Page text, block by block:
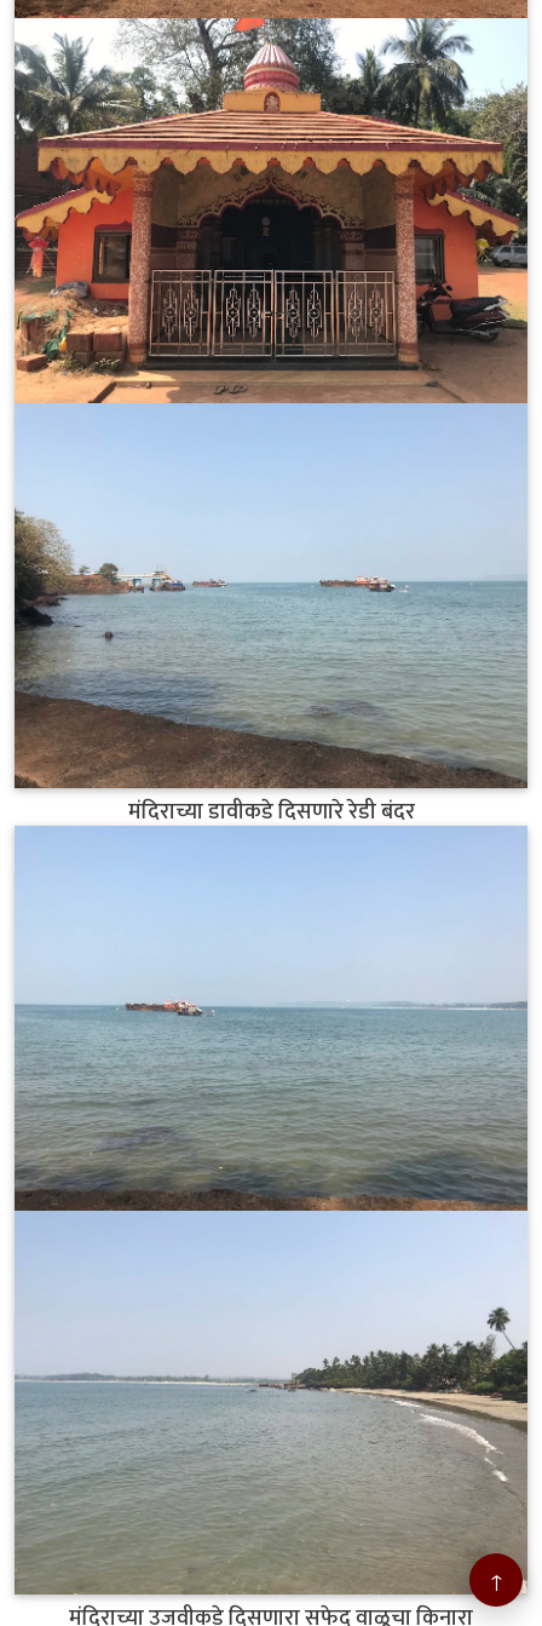
मंदिराच्या डावीकडे दिसणारे रेडी बंदर
↑